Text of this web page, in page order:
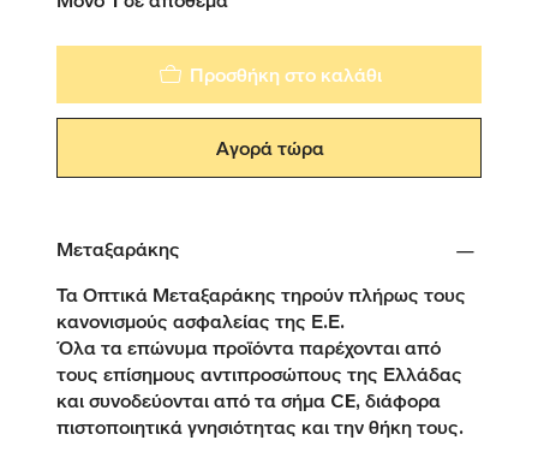
Προσθήκη στο καλάθι
Αγορά τώρα
Μεταξαράκης
Τα Οπτικά Μεταξαράκης τηρούν πλήρως τους
κανονισμούς ασφαλείας της Ε.Ε.
Όλα τα επώνυμα προϊόντα παρέχονται από
τους επίσημους αντιπροσώπους της Ελλάδας
και συνοδεύονται από τα σήμα CE, διάφορα
πιστοποιητικά γνησιότητας και την θήκη τους.